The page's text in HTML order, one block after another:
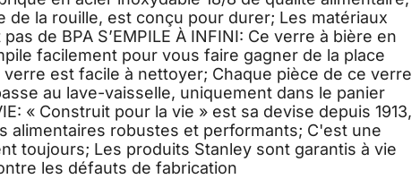
de la rouille, est conçu pour durer; Les matériaux
de BPA S’EMPILE À INFINI: Ce verre à bière en
facilement pour vous faire gagner de la place
verre est facile à nettoyer; Chaque pièce de ce verre
au lave-vaisselle, uniquement dans le panier
« Construit pour la vie » est sa devise depuis 1913,
alimentaires robustes et performants; C'est une
toujours; Les produits Stanley sont garantis à vie
les défauts de fabrication